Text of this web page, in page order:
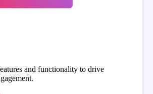
and functionality to drive